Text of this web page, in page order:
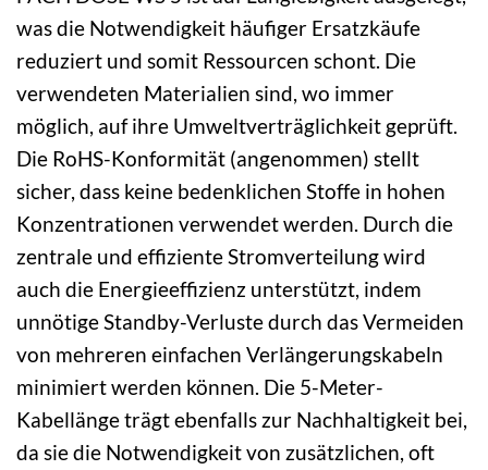
was die Notwendigkeit häufiger Ersatzkäufe
reduziert und somit Ressourcen schont. Die
verwendeten Materialien sind, wo immer
möglich, auf ihre Umweltverträglichkeit geprüft.
Die RoHS-Konformität (angenommen) stellt
sicher, dass keine bedenklichen Stoffe in hohen
Konzentrationen verwendet werden. Durch die
zentrale und effiziente Stromverteilung wird
auch die Energieeffizienz unterstützt, indem
unnötige Standby-Verluste durch das Vermeiden
von mehreren einfachen Verlängerungskabeln
minimiert werden können. Die 5-Meter-
Kabellänge trägt ebenfalls zur Nachhaltigkeit bei,
da sie die Notwendigkeit von zusätzlichen, oft